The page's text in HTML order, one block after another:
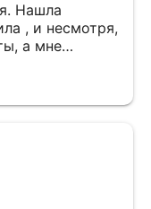
Нашла
, и несмотря,
а мне
Был
все